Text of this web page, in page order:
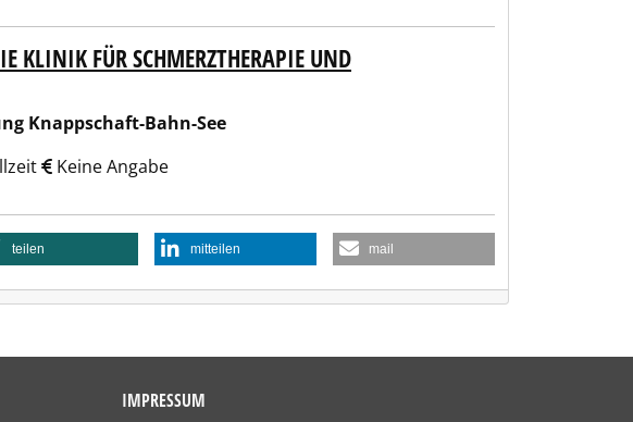
See
KLINIK FÜR SCHMERZTHERAPIE UND
Knappschaft-Bahn-See
Keine Angabe
teilen mitteilen mail
IMPRESSUM